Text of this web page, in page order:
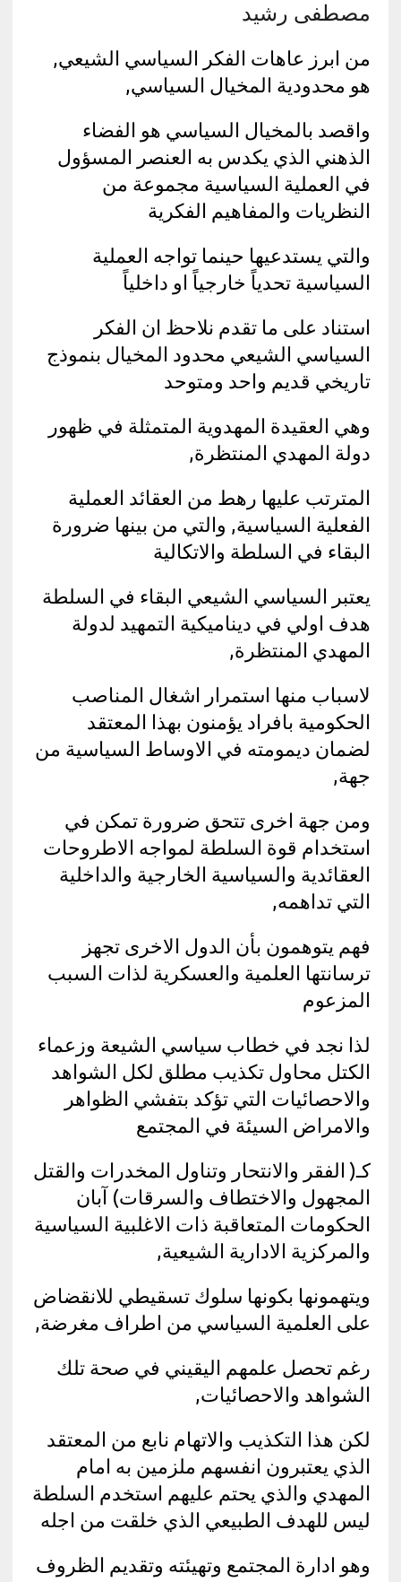
مصطفى رشيد
من ابرز عاهات الفكر السياسي الشيعي,
هو محدودية المخيال السياسي,
واقصد بالمخيال السياسي هو الفضاء
الذهني الذي يكدس به العنصر المسؤول
في العملية السياسية مجموعة من
النظريات والمفاهيم الفكرية
والتي يستدعيها حينما تواجه العملية
السياسية تحدياً خارجياً او داخلياً
استناد على ما تقدم نلاحظ ان الفكر
السياسي الشيعي محدود المخيال بنموذج
تاريخي قديم واحد ومتوحد
وهي العقيدة المهدوية المتمثلة في ظهور
دولة المهدي المنتظرة,
المترتب عليها رهط من العقائد العملية
الفعلية السياسية, والتي من بينها ضرورة
البقاء في السلطة والاتكالية
يعتبر السياسي الشيعي البقاء في السلطة
هدف اولي في ديناميكية التمهيد لدولة
المهدي المنتظرة,
لاسباب منها استمرار اشغال المناصب
الحكومية بافراد يؤمنون بهذا المعتقد
لضمان ديمومته في الاوساط السياسية من
جهة,
ومن جهة اخرى تتحق ضرورة تمكن في
استخدام قوة السلطة لمواجه الاطروحات
العقائدية والسياسية الخارجية والداخلية
التي تداهمه,
فهم يتوهمون بأن الدول الاخرى تجهز
ترسانتها العلمية والعسكرية لذات السبب
المزعوم
لذا نجد في خطاب سياسي الشيعة وزعماء
الكتل محاول تكذيب مطلق لكل الشواهد
والاحصائيات التي تؤكد بتفشي الظواهر
والامراض السيئة في المجتمع
كـ( الفقر والانتحار وتناول المخدرات والقتل
المجهول والاختطاف والسرقات) آبان
الحكومات المتعاقبة ذات الاغلبية السياسية
والمركزية الادارية الشيعية,
ويتهمونها بكونها سلوك تسقيطي للانقضاض
على العلمية السياسي من اطراف مغرضة,
رغم تحصل علمهم اليقيني في صحة تلك
الشواهد والاحصائيات,
لكن هذا التكذيب والاتهام نابع من المعتقد
الذي يعتبرون انفسهم ملزمين به امام
المهدي والذي يحتم عليهم استخدم السلطة
ليس للهدف الطبيعي الذي خلقت من اجله
وهو ادارة المجتمع وتهيئته وتقديم الظروف